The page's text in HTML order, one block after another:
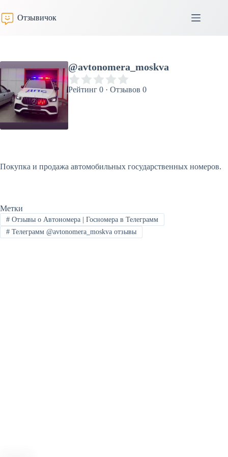
к
сути
Отзывичок
@avtonomera_moskva
Рейтинг 0 · Отзывов 0
Покупка и продажа автомобильных государственных номеров.
Метки
#Отзывы о Автономера | Госномера в Телеграмм
#Телеграмм @avtonomera_moskva отзывы